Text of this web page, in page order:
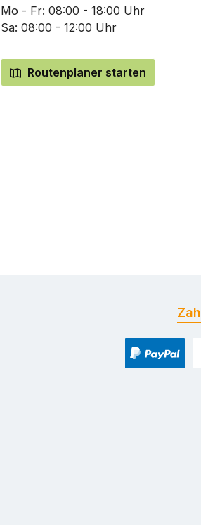
Mo - Fr: 08:00 - 18:00 Uhr
Sa: 08:00 - 12:00 Uhr
Routenplaner starten